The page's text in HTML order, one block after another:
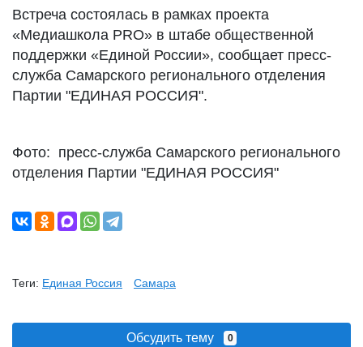
Встреча состоялась в рамках проекта
«Медиашкола PRO» в штабе общественной
поддержки «Единой России», сообщает пресс-
служба Самарского регионального отделения
Партии "ЕДИНАЯ РОССИЯ".
Фото: пресс-служба Самарского регионального
отделения Партии "ЕДИНАЯ РОССИЯ"
Теги: Единая Россия Самара
Обсудить тему 0